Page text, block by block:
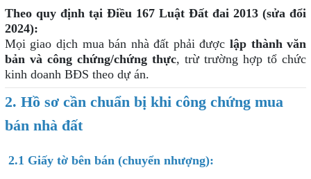
Theo quy định tại Điều 167 Luật Đất đai 2013 (sửa đổi
2024):
Mọi giao dịch mua bán nhà đất phải đượclập thành văn
bản và công chứng/chứng thực, trừ trường hợp tổ chức
kinh doanh BĐS theo dự án.
2. Hồ sơ cần chuẩn bị khi công chứng mua
bán nhà đất
2.1 Giấy tờ bên bán (chuyển nhượng):